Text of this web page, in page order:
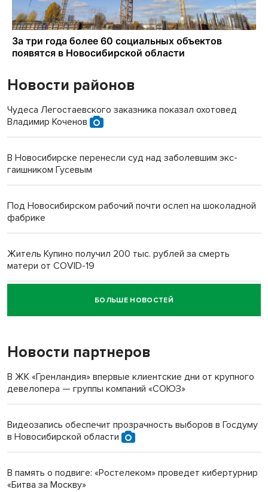
Новости районов
Чудеса Легостаевского заказника показал охотовед
Владимир Коченов
В Новосибирске перенесли суд над заболевшим экс-
гаишником Гусевым
Под Новосибирском рабочий почти ослеп на шоколадной
фабрике
Житель Купино получил 200 тыс. рублей за смерть
матери от COVID-19
Новосибирский суд наказал водителя за смерть
пенсионерки на вокзале
«Мы живём на пастбище!»: в новосибирском селе лошади
терроризируют жителей
Новосибирский преподаватель с женой вошли в топ-16
БОЛЬШЕ НОВОСТЕЙ
Новости партнеров
В ЖК «Гренландия» впервые клиентские дни от крупного
девелопера — группы компаний «СОЮЗ»
Видеозапись обеспечит прозрачность выборов в Госдуму
в Новосибирской области
В память о подвиге: «Ростелеком» проведет кибертурнир
«Битва за Москву»